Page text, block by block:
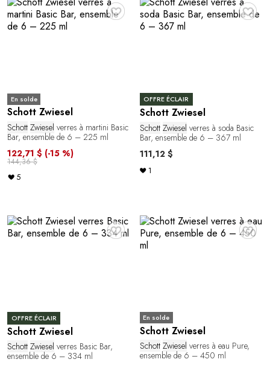
♥
En solde
Schott Zwiesel
Schott Zwiesel verres à martini Basic
Bar, ensemble de 6 – 225 ml
122,71 $ (-15 %)
144,36 $
5
♥
OFFRE ÉCLAIR
Schott Zwiesel
Schott Zwiesel verres à soda Basic
Bar, ensemble de 6 – 367 ml
111,12 $
1
♥
OFFRE ÉCLAIR
Schott Zwiesel
Schott Zwiesel verres Basic Bar,
ensemble de 6 – 334 ml
♥
En solde
Schott Zwiesel
Schott Zwiesel verres à eau Pure,
ensemble de 6 – 450 ml